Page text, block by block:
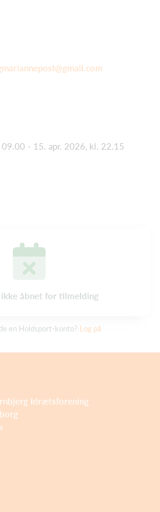
- 15. apr. 2026, kl. 22.15
åbnet for tilmelding
en Holdsport-konto? Log på
Arnbjerg Idrætsforening
Viborg